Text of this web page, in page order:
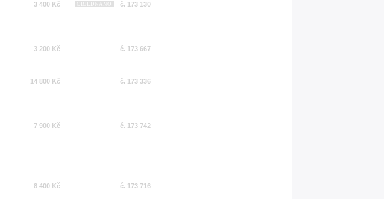
3 400 Kč OBJEDNÁNO č. 173 130
3 200 Kč č. 173 667
14 800 Kč č. 173 336
7 900 Kč č. 173 742
8 400 Kč č. 173 716